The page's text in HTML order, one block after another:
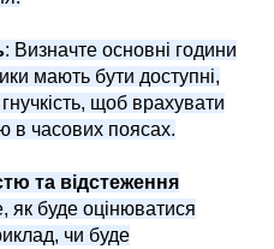
: Визначте основні години
мають бути доступні,
щоб врахувати
в часових поясах.
та відстеження
як буде оцінюватися
чи буде